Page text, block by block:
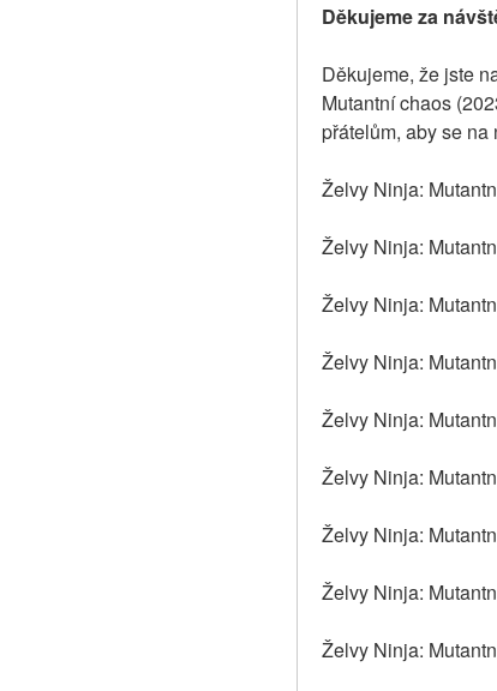
Děkujeme za
Děkujeme, že jste
Mutantní chaos
přátelům, aby se
Želvy Ninja:
Želvy Ninja:
Želvy Ninja:
Želvy Ninja:
Želvy Ninja:
Želvy Ninja:
Želvy Ninja:
Želvy Ninja:
Želvy Ninja: